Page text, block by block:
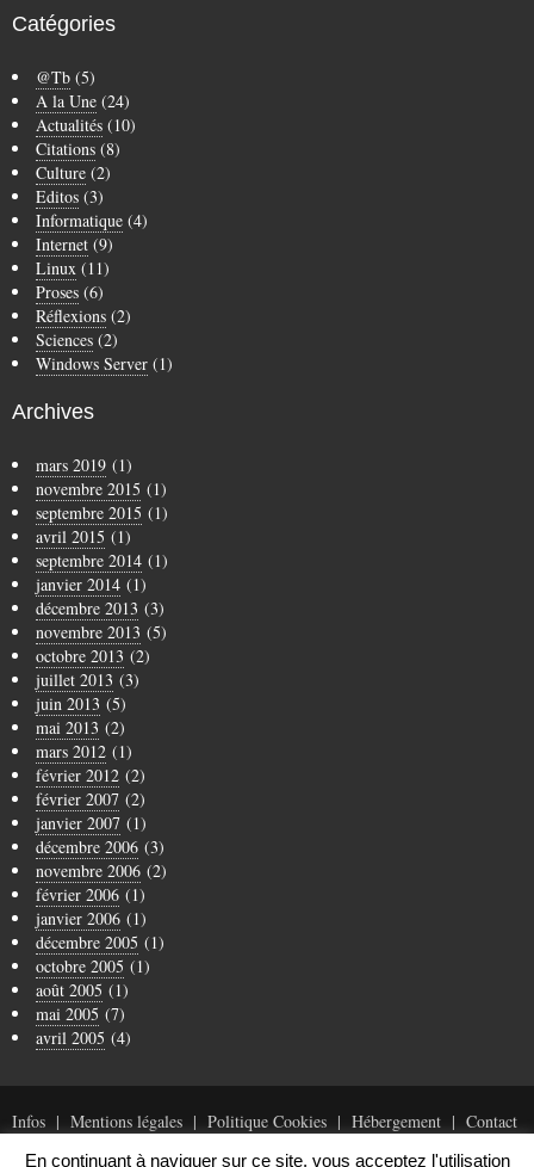
Catégories
@Tb (5)
A la Une (24)
Actualités (10)
Citations (8)
Culture (2)
Editos (3)
Informatique (4)
Internet (9)
Linux (11)
Proses (6)
Réflexions (2)
Sciences (2)
Windows Server (1)
Archives
mars 2019 (1)
novembre 2015 (1)
septembre 2015 (1)
avril 2015 (1)
septembre 2014 (1)
janvier 2014 (1)
décembre 2013 (3)
novembre 2013 (5)
octobre 2013 (2)
juillet 2013 (3)
juin 2013 (5)
mai 2013 (2)
mars 2012 (1)
février 2012 (2)
février 2007 (2)
janvier 2007 (1)
décembre 2006 (3)
novembre 2006 (2)
février 2006 (1)
janvier 2006 (1)
décembre 2005 (1)
octobre 2005 (1)
août 2005 (1)
mai 2005 (7)
avril 2005 (4)
Infos Mentions légales Politique Cookies Hébergement Contact
En continuant à naviguer sur ce site, vous acceptez l'utilisation